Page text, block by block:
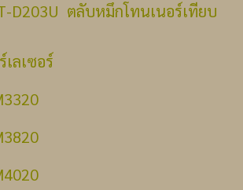
D203U ตลับหมึกโทนเนอร์เทียบ
ลเซอร์